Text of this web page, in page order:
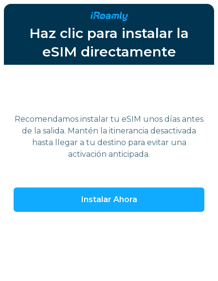
Haz clic para instalar la
eSIM directamente
Recomendamos instalar tu eSIM unos días antes
de la salida. Mantén la itinerancia desactivada
hasta llegar a tu destino para evitar una
activación anticipada.
Instalar Ahora